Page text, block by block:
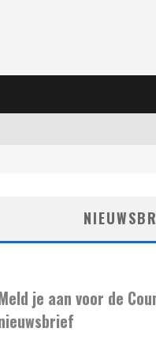
je aan voor de